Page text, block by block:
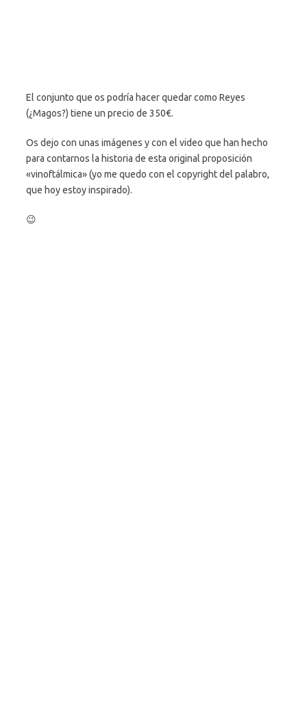
El conjunto que os podría hacer quedar como Reyes
(¿Magos?) tiene un precio de 350€.
Os dejo con unas imágenes y con el video que han hecho
para contarnos la historia de esta original proposición
«vinoftálmica» (yo me quedo con el copyright del palabro,
que hoy estoy inspirado).
😉